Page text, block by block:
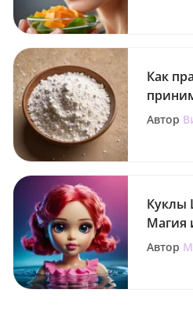
Как
Автор
Куклы
Магия
Автор